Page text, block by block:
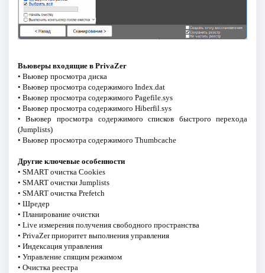
Вьюверы входящие в PrivaZer
• Вьювер просмотра диска
• Вьювер просмотра содержимого Index.dat
• Вьювер просмотра содержимого Pagefile.sys
• Вьювер просмотра содержимого Hiberfil.sys
• Вьювер просмотра содержимого списков быстрого перехода
(Jumplists)
• Вьювер просмотра содержимого Thumbcache
Другие ключевые особенности
• SMART очистка Cookies
• SMART очистки Jumplists
• SMART очистка Prefetch
• Шредер
• Планирование очистки
• Live измерения получения свободного пространства
• PrivaZer приоритет выполнения управления
• Индексация управления
• Управление спящим режимом
• Очистка реестра